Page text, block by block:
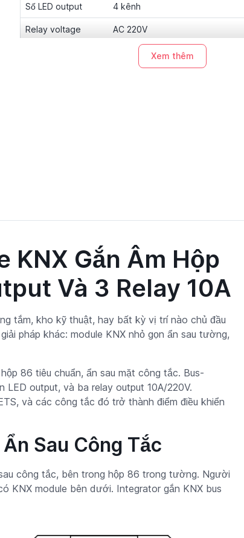
Số LED output 4 kênh
Relay voltage AC 220V
10A mỗi kênhXem thêm
KNX Gắn Âm Hộp
Và 3 Relay 10A
tắm, kho kỹ thuật, hay bất kỳ vị trí nào chủ đầu
pháp khác: module KNX nhỏ gọn ẩn sau tường,
86 tiêu chuẩn, ẩn sau mặt công tắc. Bus-
output, và ba relay output 10A/220V.
và các công tắc đó trở thành điểm điều khiển
Sau Công Tắc
công tắc, bên trong hộp 86 trong tường. Người
KNX module bên dưới. Integrator gắn KNX bus